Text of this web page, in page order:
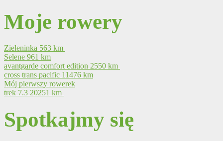
Moje rowery
Zieleninka 563 km
Selene 961 km
avantgarde comfort edition 2550 km
cross trans pacific 11476 km
Mój pierwszy rowerek
trek 7.3 20251 km
Spotkajmy się